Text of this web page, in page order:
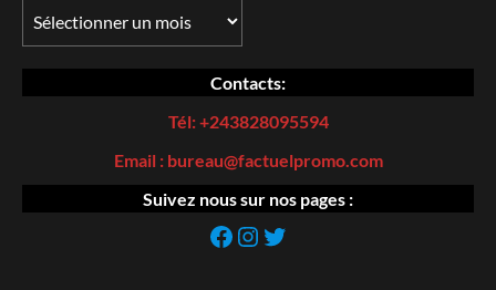
Contacts:
Tél: +243828095594
Email : bureau@factuelpromo.com
Suivez nous sur nos pages :
https://web.facebook.com/Factuel-Promo-107185195044869/
Instagram
https://twitter.com/